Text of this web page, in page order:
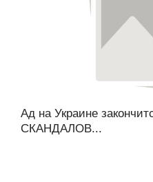
Ад на Украине
СКАНДАЛОВ...